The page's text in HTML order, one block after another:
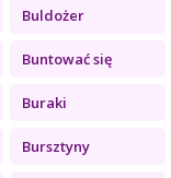
Buldożer
Buntować się
Buraki
Bursztyny